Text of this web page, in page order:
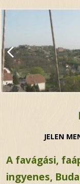
JELEN
A favágási,
ingyenes,